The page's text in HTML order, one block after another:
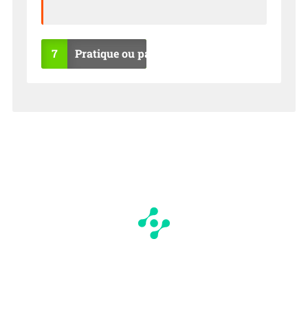
7 Pratique ou pas ?